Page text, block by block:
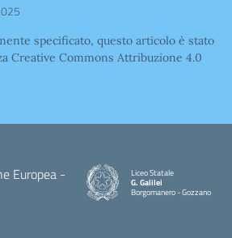
specificato, questo articolo è stato
Creative Commons Attribuzione 4.0
Liceo Statale
G. Galilei
Borgomanero - Gozzano